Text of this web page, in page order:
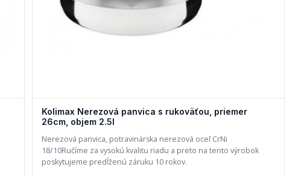
Kolimax Nerezová panvica s rukoväťou, priemer
26cm, objem 2.5l
Nerezová panvica, potravinárska nerezová oceľ CrNi
18/10Ručíme za vysokú kvalitu riadu a preto na tento výrobok
poskytujeme predĺženú záruku 10 rokov.